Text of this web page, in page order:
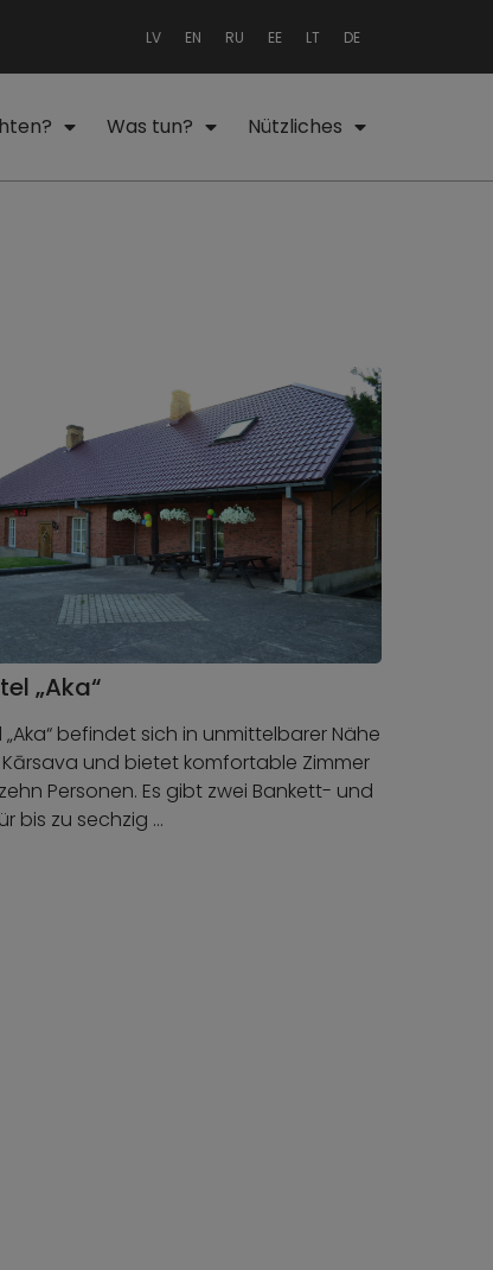
LV EN RU EE LT DE
Was tun? Nützliches
„Aka“
„Aka“ befindet sich in unmittelbarer Nähe
und bietet komfortable Zimmer
Personen. Es gibt zwei Bankett- und
bis zu sechzig …